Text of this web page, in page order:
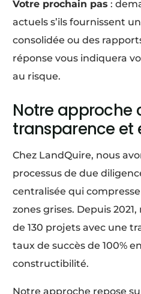
Votre prochain pas :
actuels s’ils fournissent
consolidée ou des
réponse vous indiquera
au risque.
Notre approche
transparence et
Chez LandQuire, nous
processus de due
centralisée qui
zones grises. Depuis
de 130 projets avec une
taux de succès de 100%
constructibilité.
Notre approche repose